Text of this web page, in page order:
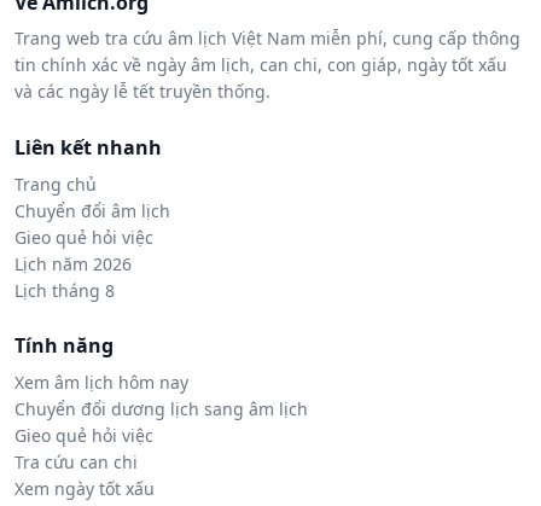
Trang web tra cứu âm lịch Việt Nam miễn phí, cung cấp thông
tin chính xác về ngày âm lịch, can chi, con giáp, ngày tốt xấu
và các ngày lễ tết truyền thống.
Liên kết nhanh
Trang chủ
Chuyển đổi âm lịch
Gieo quẻ hỏi việc
Lịch năm 2026
Lịch tháng 8
Tính năng
Xem âm lịch hôm nay
Chuyển đổi dương lịch sang âm lịch
Gieo quẻ hỏi việc
Tra cứu can chi
Xem ngày tốt xấu